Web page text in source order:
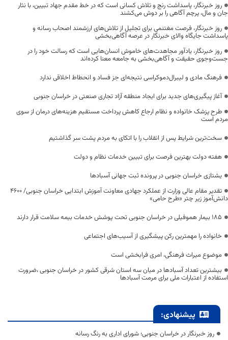
روز خبرنگار، پاسداشت رنج و تلاش کسانی است که در خط مقدم جهاد تبیین، با نثار
جان و مال، پرچم آگاهی را بر دوش می‌کشند
روز خبرنگار، فرصت مغتنمی برای تجلیل از تلاش‌های ارزشمند اصحاب رسانه و
پاسداشت جایگاه والای خبرنگار در عرصه آگاهی‌بخشی
روز خبرنگار، یادآور مجاهدت‌های خاموش انسان‌هایی است که رسالت خود را در
جست‌وجوی حقیقت و آگاهی‌بخشی به جامعه معنا کرده‌اند
فرهنگ مادی و لیبرال‌دموکراسی نتیجه‌ای جز فساد و انحطاط اخلاقی ندارد
آغاز پیگیری‌های جدید برای ایجاد منطقه آزاد تجاری صنعتی در خراسان جنوبی
طرح پزشک خانواده و نظام ارجاع کاهش پرداخت مستقیم هزینه‌های درمان از سوی
مردم است
سخت‌ترین شرایط پس از انقلاب را با اتکای به مردم پشت سر گذاشتیم
هفته دولت بهترین فرصت برای تبیین خدمات نظام و دولت
یشتازی خراسان جنوبی در پرونده ثبت جهانی آسبادها
تقدیر مقام عالی وزارت از عملکرد جهادی معاونت آموزش ابتدایی خراسان جنوبی/ ۴۶۰۰
دانش‌آموز زیر چتر «طرح حامی»
۱۸۵ بیمار هموفیلی در خراسان جنوبی تحت پوشش خدمات بیمه سلامت قرار دارند
خانواده را مهمترین رکن پیشگیری از آسیب‌های اجتماعی
موضوع میراث فرهنگی، امری فرابخشی است
بیشترین تعداد آسبادها در میان سه استان شرقی کشور در خراسان جنوبی ،ضرورت
استفاده از اعتبارات ملی برای مرمت آسبادها
پیشنهادی:
روز خبرنگار در خراسان جنوبی؛ شورای اداری به رنگ رسانه